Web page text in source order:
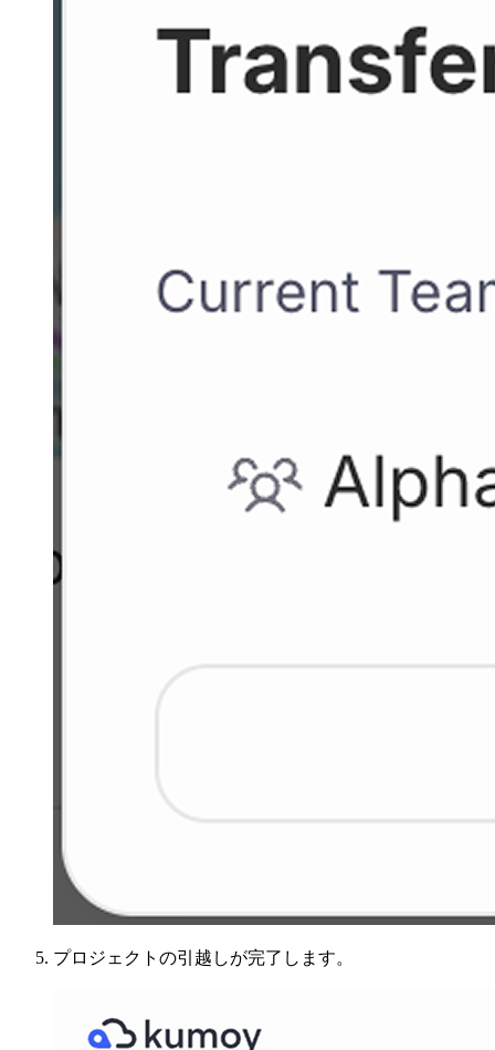
プロジェクトの引越しが完了します。